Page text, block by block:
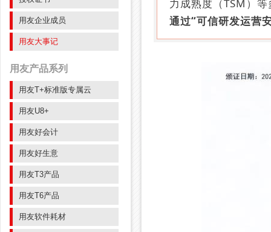
用友企业成员
用友大事记
用友产品系列
用友T+标准版专属云
用友U8+
用友好会计
用友好生意
用友T3产品
用友T6产品
用友软件耗材
力成熟度（TSM）
通过“可信研发运营